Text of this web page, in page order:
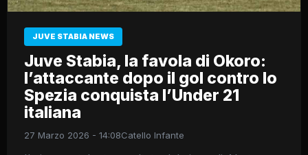
JUVE STABIA NEWS
Juve Stabia, la favola di Okoro:
l’attaccante dopo il gol contro lo
Spezia conquista l’Under 21
italiana
27 Marzo 2026 - 14:08Catello Infante